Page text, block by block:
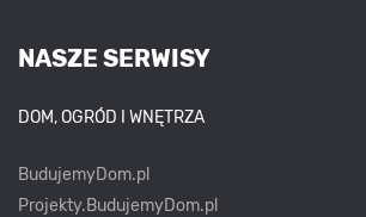
NASZE SERWISY
DOM, OGRÓD I WNĘTRZA
BudujemyDom.pl
Projekty.BudujemyDom.pl